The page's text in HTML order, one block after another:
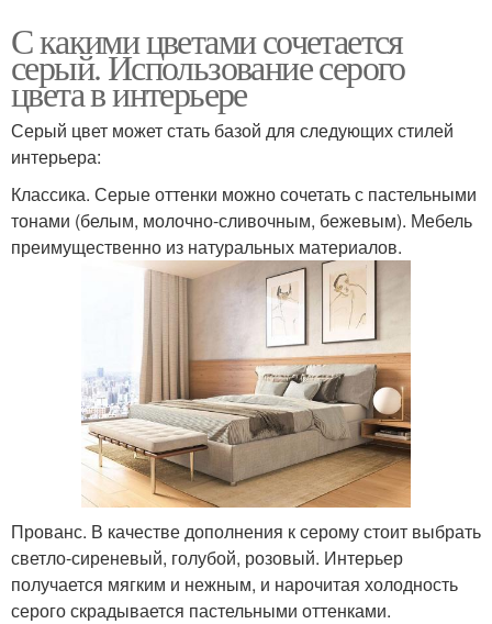
С какими цветами сочетается
серый. Использование серого
цвета в интерьере
Серый цвет может стать базой для следующих стилей
интерьера:
Классика. Серые оттенки можно сочетать с пастельными
тонами (белым, молочно-сливочным, бежевым). Мебель
преимущественно из натуральных материалов.
Прованс. В качестве дополнения к серому стоит выбрать
светло-сиреневый, голубой, розовый. Интерьер
получается мягким и нежным, и нарочитая холодность
серого скрадывается пастельными оттенками.